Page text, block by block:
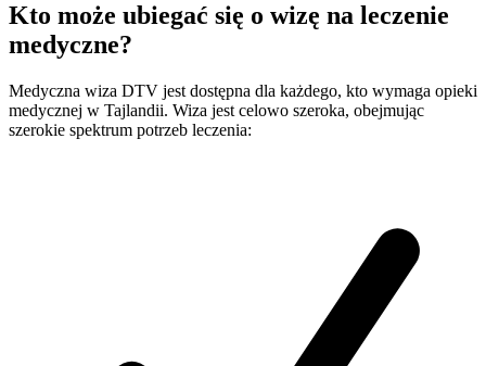
Kto może ubiegać się o wizę na leczenie
medyczne?
Medyczna wiza DTV jest dostępna dla każdego, kto wymaga opieki
medycznej w Tajlandii. Wiza jest celowo szeroka, obejmując
szerokie spektrum potrzeb leczenia: